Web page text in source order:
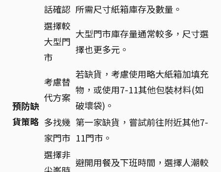
預防缺
貨策略
話確認 所需尺寸紙箱庫存及數量。
選擇較
大型門
市
大型門市庫存量通常較多，尺寸選
擇也更多元。
考慮替
代方案
若缺貨，考慮使用略大紙箱加填充
物，或使用7-11其他包裝材料(如
破壞袋)。
多找幾
家門市
第一家缺貨，嘗試前往附近其他7-
11門市。
選擇非
避開用餐及下班時間，選擇人潮較